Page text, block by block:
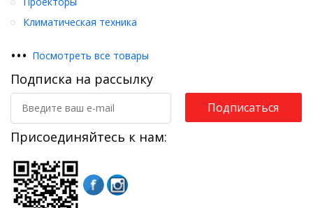
Климатическая техника
••• Посмотреть все товары
Подписка на рассылку
Подписаться
Присоединяйтесь к нам: